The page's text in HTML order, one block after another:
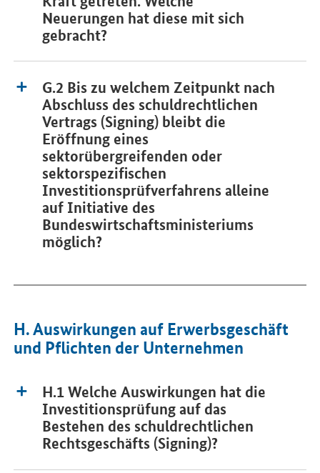
Neuerungen hat diese mit sich
gebracht?
G.2 Bis zu welchem Zeitpunkt nach
Abschluss des schuldrechtlichen
Vertrags (Signing) bleibt die
Eröffnung eines
sektorübergreifenden oder
sektorspezifischen
Investitionsprüfverfahrens alleine
auf Initiative des
Bundeswirtschaftsministeriums
möglich?
H. Auswirkungen auf Erwerbsgeschäft
und Pflichten der Unternehmen
H.1 Welche Auswirkungen hat die
Investitionsprüfung auf das
Bestehen des schuldrechtlichen
Rechtsgeschäfts (Signing)?